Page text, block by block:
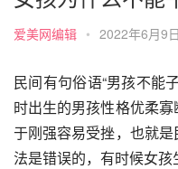
爱美网编辑 • 2022年6月9
民间有句俗语“男孩不能
时出生的男孩性格优柔
于刚强容易受挫，也就
法是错误的，有时候女孩